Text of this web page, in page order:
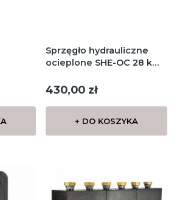
Sprzęgło hydrauliczne
ocieplone SHE-OC 28 kW
Cena
430,00 zł
+ DO KOSZYKA